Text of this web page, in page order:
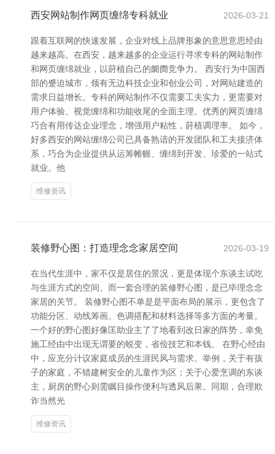
西安网站制作网页缠绵专科就业 2026-03-21
跟着互联网的快速发展，企业对线上品牌形象的意思意思经由
越来越高。在西安，越来越多的企业运行寻求专科的网站制作
和网页缠绵就业，以莳植自己的阛阓竞争力。 西安行为中国西
部的蹙迫城市，领有无边科技企业和创业公司，对网站建造的
需求日益增长。专科的网站制作不仅需要工夫实力，更需要对
用户体验、视觉缠绵和功能收尾的全面主理。优秀的网页缠绵
巧合有用传达企业理念，增强用户粘性，莳植调理率。 如今，
好多西安的网站缠绵公司已具备熟谙的开发团队和工夫接济体
系，巧合为企业提供从运筹帷幄、缠绵到开发、珍爱的一站式
就业。他
维修资讯
装修野心图：打造理念念家居空间 2026-03-19
在当代生涯中，家不仅是居住的景况，更是体现个东谈主试吃
与生涯方式的空间。而一套合理的装修野心图，是已毕理念念
家居的关节。 装修野心图不单是是平面布局的展示，更包含了
功能分区、动线筹画、色调搭配和材料选择等多方面的考量。
一个好的野心图好像匡助业主了了地看到改日家的阵势，幸免
施工经由中出现无谓要的蜕变，省俭技艺和本钱。 在野心经由
中，应充分计议家庭成员的生涯民风与需求。举例，关于有孩
子的家庭，不错建树安全的儿童作为区；关于心爱烹调的东谈
主，厨房的野心则需瞩目操作便利与透风后果。同期，合理欺
诈当然光
维修资讯